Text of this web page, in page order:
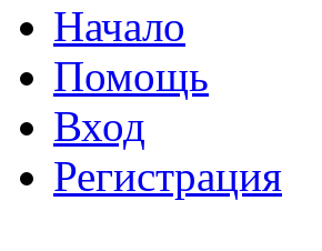
Начало
Помощь
Вход
Регистрация